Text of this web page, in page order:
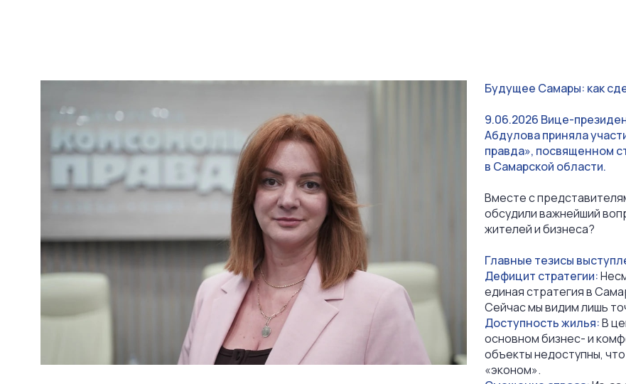
Будущее Самары: как
9.06.2026 Вице-
Абдулова приняла
правда», посвященном
в Самарской области.
Вместе с
обсудили важнейший
жителей и бизнеса?
Главные тезисы
Дефицит стратегии:
единая стратегия в
Сейчас мы видим лишь
Доступность жилья:В
основном бизнес- и
объекты недоступны,
«эконом».